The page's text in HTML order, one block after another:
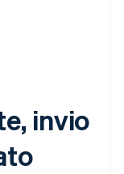
invio